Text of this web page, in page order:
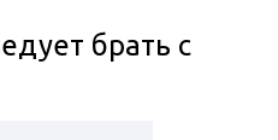
брать с